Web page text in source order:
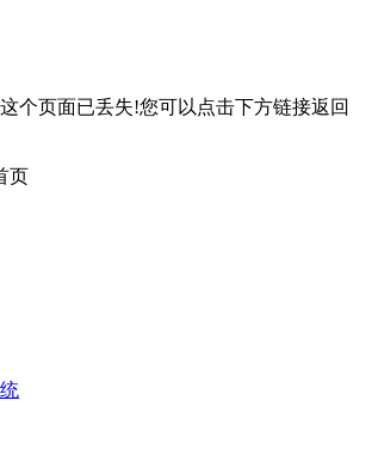
个页面已丢失!您可以点击下方链接返回
页